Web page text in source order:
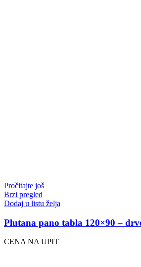
Pročitajte još
Brzi pregled
Dodaj u listu želja
Plutana pano tabla 120×90 –
CENA NA UPIT